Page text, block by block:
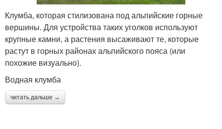
Клумба, которая стилизована под альпийские горные
вершины. Для устройства таких уголков используют
крупные камни, а растения высаживают те, которые
растут в горных районах альпийского пояса (или
похожие визуально).
Водная клумба
читать дальше →